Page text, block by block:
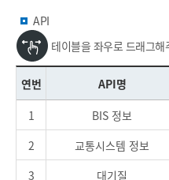
API
테이블을 좌우로 드래그해
연번
API명
1
BIS 정보
2
교통시스템 정보
3
대기질